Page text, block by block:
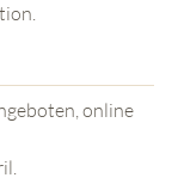
online